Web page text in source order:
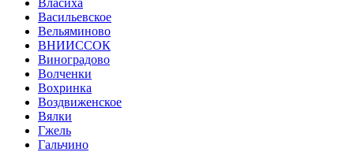
Васильевское
Вельяминово
ВНИИССОК
Виноградово
Волченки
Вохринка
Воздвиженское
Вялки
Гжель
Гальчино